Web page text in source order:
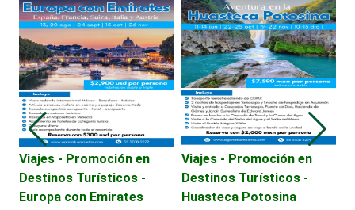
Cajas de Ahorro
Cámaras de Comercio
Camiones para Fletes
Cancelería de Aluminio
Viajes - Promoción en
Destinos Turísticos -
Europa con Emirates
Viajes - Promoción en
Destinos Turísticos -
Huasteca Potosina